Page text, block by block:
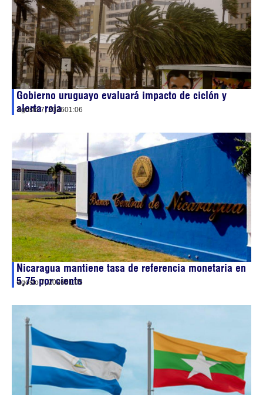
Gobierno uruguayo evaluará impacto de ciclón y
alerta roja
agosto 7, 202601:06
Nicaragua mantiene tasa de referencia monetaria en
5,75 por ciento
agosto 7, 202601:05